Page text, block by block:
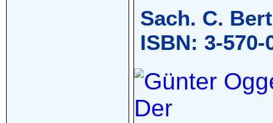
Sach. C.
ISBN: 3-570-